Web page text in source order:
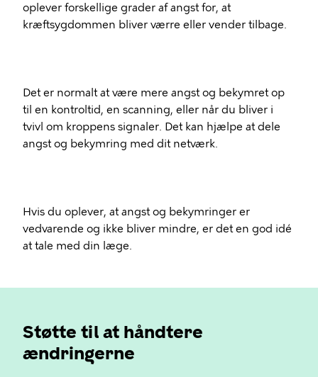
oplever forskellige grader af angst for, at
kræftsygdommen bliver værre eller vender tilbage.
Det er normalt at være mere angst og bekymret op
til en kontroltid, en scanning, eller når du bliver i
tvivl om kroppens signaler. Det kan hjælpe at dele
angst og bekymring med dit netværk.
Hvis du oplever, at angst og bekymringer er
vedvarende og ikke bliver mindre, er det en god idé
at tale med din læge.
Støtte til at håndtere
ændringerne